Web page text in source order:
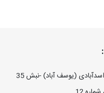
تهران – خیابان سید جمال الدین اسدآبادی (یوسف آباد) -نبش 35